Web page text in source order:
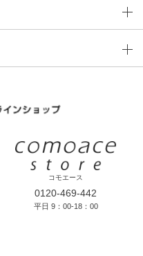
コモエース
0120-469-442
平日 9：00-18：00